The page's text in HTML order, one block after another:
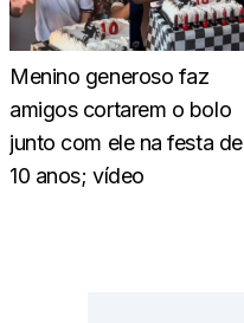
Menino generoso faz
amigos cortarem o bolo
junto com ele na festa de
10 anos; vídeo